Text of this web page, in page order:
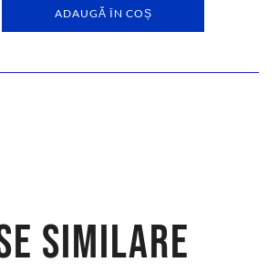
ADAUGĂ ÎN COȘ
similare